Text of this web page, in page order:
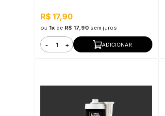
R$ 17,90
ou 1x de R$ 17,90 sem juros
- + ADICIONAR